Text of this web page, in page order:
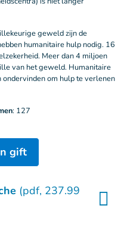
geweld zijn de
humanitaire hulp nodig. 16
Meer dan 4 miljoen
van het geweld. Humanitaire
om hulp te verlenen
: 127
gift
(pdf, 237.99